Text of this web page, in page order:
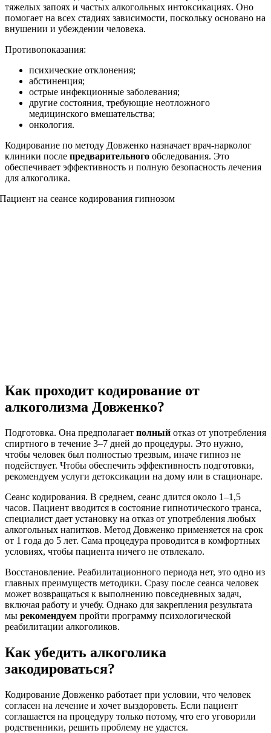
тяжелых запоях и частых алкогольных интоксикациях. Оно
помогает на всех стадиях зависимости, поскольку основано на
внушении и убеждении человека.
Противопоказания:
психические отклонения;
абстиненция;
острые инфекционные заболевания;
другие состояния, требующие неотложного
медицинского вмешательства;
онкология.
Кодирование по методу Довженко назначает врач-нарколог
клиники после предварительного обследования. Это
обеспечивает эффективность и полную безопасность лечения
для алкоголика.
Как проходит кодирование от
алкоголизма Довженко?
Подготовка. Она предполагает полный отказ от употребления
спиртного в течение 3–7 дней до процедуры. Это нужно,
чтобы человек был полностью трезвым, иначе гипноз не
подействует. Чтобы обеспечить эффективность подготовки,
рекомендуем услуги детоксикации на дому или в стационаре.
Сеанс кодирования. В среднем, сеанс длится около 1–1,5
часов. Пациент вводится в состояние гипнотического транса,
специалист дает установку на отказ от употребления любых
алкогольных напитков. Метод Довженко применяется на срок
от 1 года до 5 лет. Сама процедура проводится в комфортных
условиях, чтобы пациента ничего не отвлекало.
Восстановление. Реабилитационного периода нет, это одно из
главных преимуществ методики. Сразу после сеанса человек
может возвращаться к выполнению повседневных задач,
включая работу и учебу. Однако для закрепления результата
мы рекомендуем пройти программу психологической
реабилитации алкоголиков.
Как убедить алкоголика
закодироваться?
Кодирование Довженко работает при условии, что человек
согласен на лечение и хочет выздороветь. Если пациент
соглашается на процедуру только потому, что его уговорили
родственники, решить проблему не удастся.